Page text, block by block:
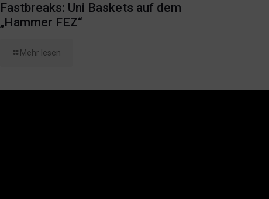
Fastbreaks: Uni Baskets auf dem
„Hammer FEZ“
Mehr lesen